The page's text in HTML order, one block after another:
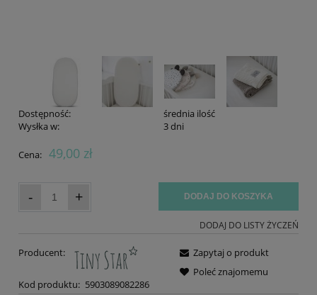
Dostępność:
średnia ilość
Wysłka w:
3 dni
Cena: 49,00 zł
- + DODAJ DO KOSZYKA
DODAJ DO LISTY ŻYCZEŃ
Producent:
Kod produktu: 5903089082286
Zapytaj o produkt
Poleć znajomemu